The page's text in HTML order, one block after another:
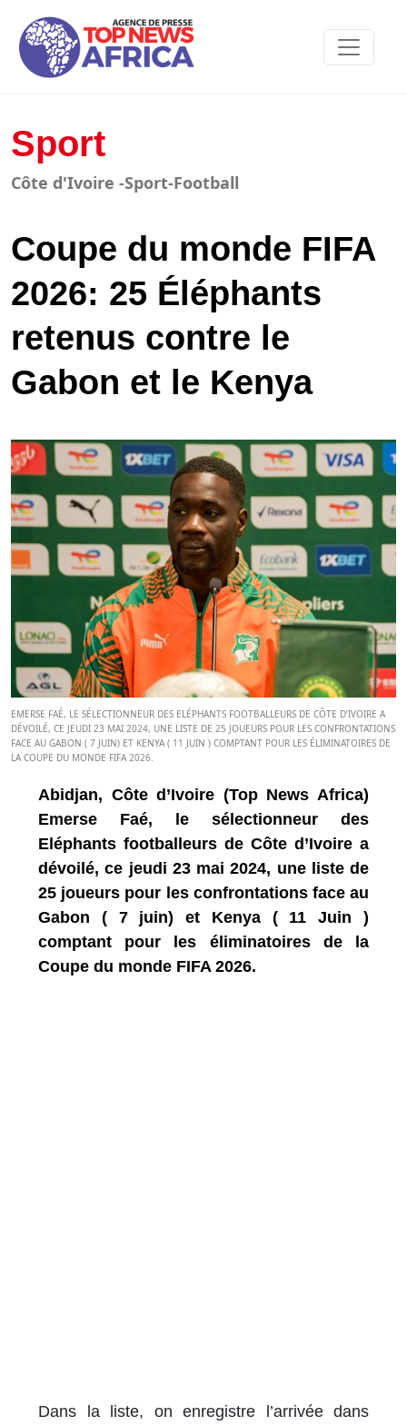
Sport
Côte d'Ivoire -Sport-Football
Coupe du monde FIFA
2026: 25 Éléphants
retenus contre le
Gabon et le Kenya
EMERSE FAÉ, LE SÉLECTIONNEUR DES ELÉPHANTS FOOTBALLEURS DE CÔTE D’IVOIRE A
DÉVOILÉ, CE JEUDI 23 MAI 2024, UNE LISTE DE 25 JOUEURS POUR LES CONFRONTATIONS
FACE AU GABON ( 7 JUIN) ET KENYA ( 11 JUIN ) COMPTANT POUR LES ÉLIMINATOIRES DE
LA COUPE DU MONDE FIFA 2026.
Abidjan, Côte d’Ivoire (Top News Africa)
Emerse Faé, le sélectionneur des
Eléphants footballeurs de Côte d’Ivoire a
dévoilé, ce jeudi 23 mai 2024, une liste de
25 joueurs pour les confrontations face au
Gabon ( 7 juin) et Kenya ( 11 Juin )
comptant pour les éliminatoires de la
Coupe du monde FIFA 2026.
Dans la liste, on enregistre l’arrivée dans